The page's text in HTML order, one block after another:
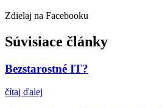
Zdielaj na Facebooku
Súvisiace články
Bezstarostné IT?
čítaj ďalej